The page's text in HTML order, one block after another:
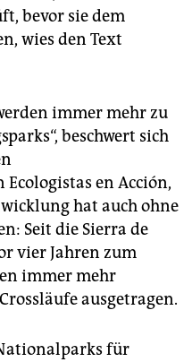
bevor sie dem
wies den Text
immer mehr zu
beschwert sich
en Acción,
hat auch ohne
Seit die Sierra de
vier Jahren zum
immer mehr
ausgetragen.
für